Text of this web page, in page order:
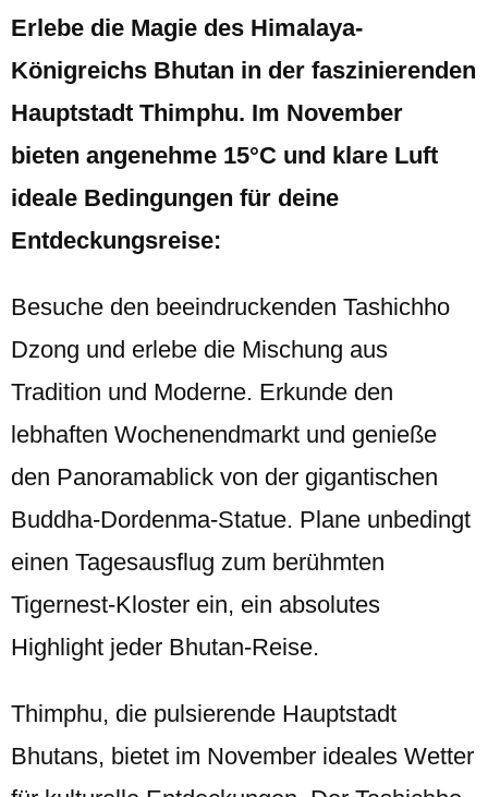
Erlebe die Magie des Himalaya-
Königreichs Bhutan in der faszinierenden
Hauptstadt Thimphu. Im November
bieten angenehme 15°C und klare Luft
ideale Bedingungen für deine
Entdeckungsreise:
Besuche den beeindruckenden Tashichho
Dzong und erlebe die Mischung aus
Tradition und Moderne. Erkunde den
lebhaften Wochenendmarkt und genieße
den Panoramablick von der gigantischen
Buddha-Dordenma-Statue. Plane unbedingt
einen Tagesausflug zum berühmten
Tigernest-Kloster ein, ein absolutes
Highlight jeder Bhutan-Reise.
Thimphu, die pulsierende Hauptstadt
Bhutans, bietet im November ideales Wetter